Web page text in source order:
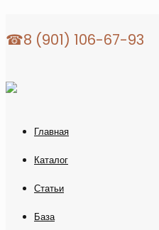
☎8 (901) 106-67-93
Главная
Каталог
Статьи
База